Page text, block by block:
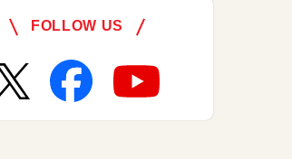
FOLLOW US